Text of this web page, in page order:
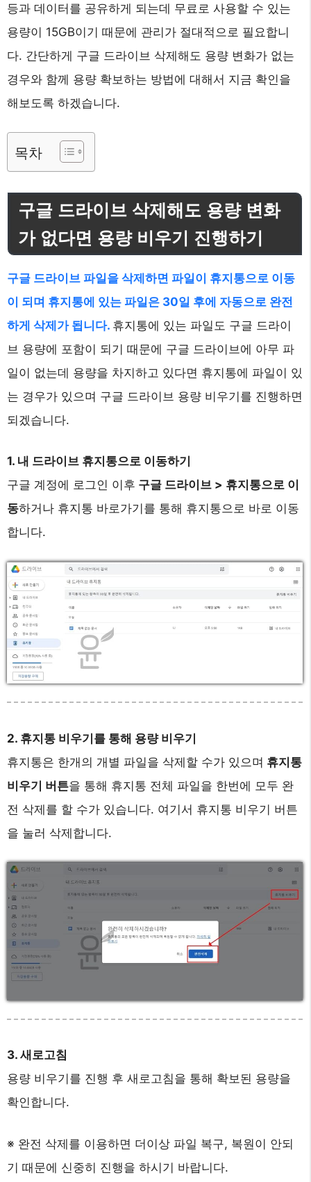
등과 데이터를 공유하게 되는데 무료로 사용할 수 있는
용량이 15GB이기 때문에 관리가 절대적으로 필요합니
다. 간단하게 구글 드라이브 삭제해도 용량 변화가 없는
경우와 함께 용량 확보하는 방법에 대해서 지금 확인을
해보도록 하겠습니다.
목차
구글 드라이브 삭제해도 용량 변화
가 없다면 용량 비우기 진행하기
구글 드라이브 파일을 삭제하면 파일이 휴지통으로 이동
이 되며 휴지통에 있는 파일은 30일 후에 자동으로 완전
하게 삭제가 됩니다. 휴지통에 있는 파일도 구글 드라이
브 용량에 포함이 되기 때문에 구글 드라이브에 아무 파
일이 없는데 용량을 차지하고 있다면 휴지통에 파일이 있
는 경우가 있으며 구글 드라이브 용량 비우기를 진행하면
되겠습니다.
1. 내 드라이브 휴지통으로 이동하기
구글 계정에 로그인 이후 구글 드라이브 > 휴지통으로 이
동하거나 휴지통 바로가기를 통해 휴지통으로 바로 이동
합니다.
2. 휴지통 비우기를 통해 용량 비우기
휴지통은 한개의 개별 파일을 삭제할 수가 있으며 휴지통
비우기 버튼을 통해 휴지통 전체 파일을 한번에 모두 완
전 삭제를 할 수가 있습니다. 여기서 휴지통 비우기 버튼
을 눌러 삭제합니다.
3. 새로고침
용량 비우기를 진행 후 새로고침을 통해 확보된 용량을
확인합니다.
※ 완전 삭제를 이용하면 더이상 파일 복구, 복원이 안되
기 때문에 신중히 진행을 하시기 바랍니다.